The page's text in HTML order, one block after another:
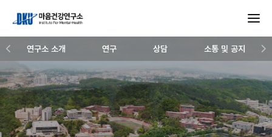
연구소 소개 연구 상담 소통 및 공지